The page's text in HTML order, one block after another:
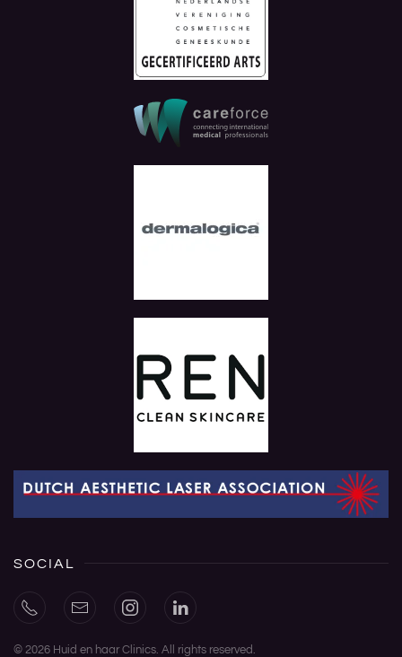
SOCIAL
© 2026 Huid en haar Clinics. All rights reserved.